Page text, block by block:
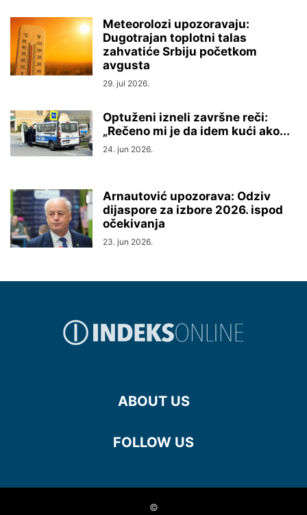
Meteorolozi upozoravaju:
Dugotrajan toplotni talas
zahvatiće Srbiju početkom
avgusta
29. jul 2026.
Optuženi izneli završne reči:
„Rečeno mi je da idem kući ako...
24. jun 2026.
Arnautović upozorava: Odziv
dijaspore za izbore 2026. ispod
očekivanja
23. jun 2026.
ABOUT US
FOLLOW US
©